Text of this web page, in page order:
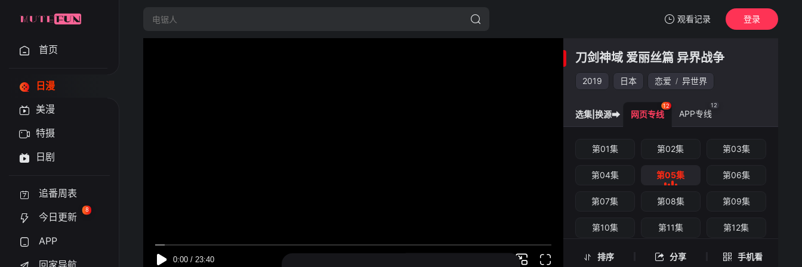
观看记录
我的观影记录
第05集
刀剑神域 爱丽丝篇 异界战争
登录
首页
日漫
美漫
特摄
日剧
追番周表
今日更新
8
APP
回家导航
刀剑神域 爱丽丝篇 异界战争
2019 日本 恋爱 / 异世界
排序 分享 手机看
刀剑神域 爱丽丝篇 异界战争 -第05集
选集|换源➡ 网页专线
12
APP专线
12
第01集 第02集 第03集
第04集 第05集 第06集
第07集 第08集 第09集
第10集 第11集 第12集